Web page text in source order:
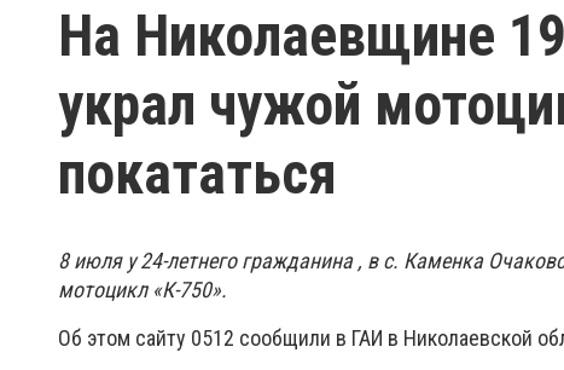
На Николаевщине
украл чужой
покататься
8 июля у 24-летнего гражданина , в с. Каменка
мотоцикл «К-750».
Об этом сайту 0512 сообщили в ГАИ в Николаевской